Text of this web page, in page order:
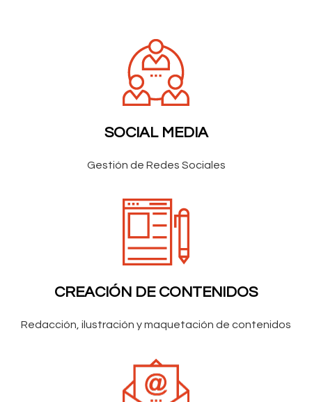
SOCIAL MEDIA
Gestión de Redes Sociales
CREACIÓN DE CONTENIDOS
Redacción, ilustración y maquetación de contenidos